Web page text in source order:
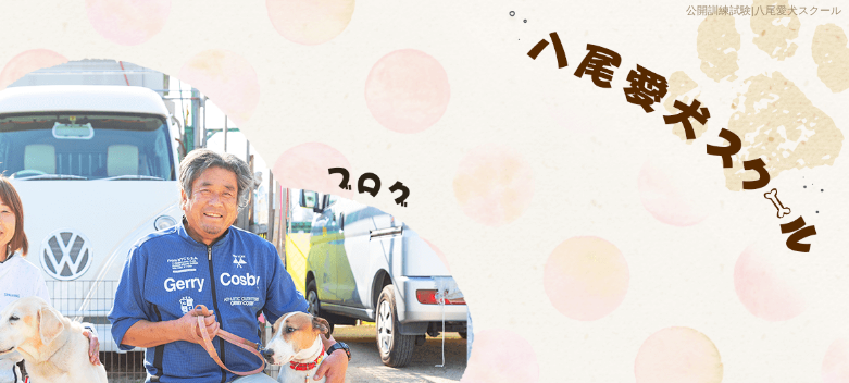
公開訓練試験|八尾愛犬スクール